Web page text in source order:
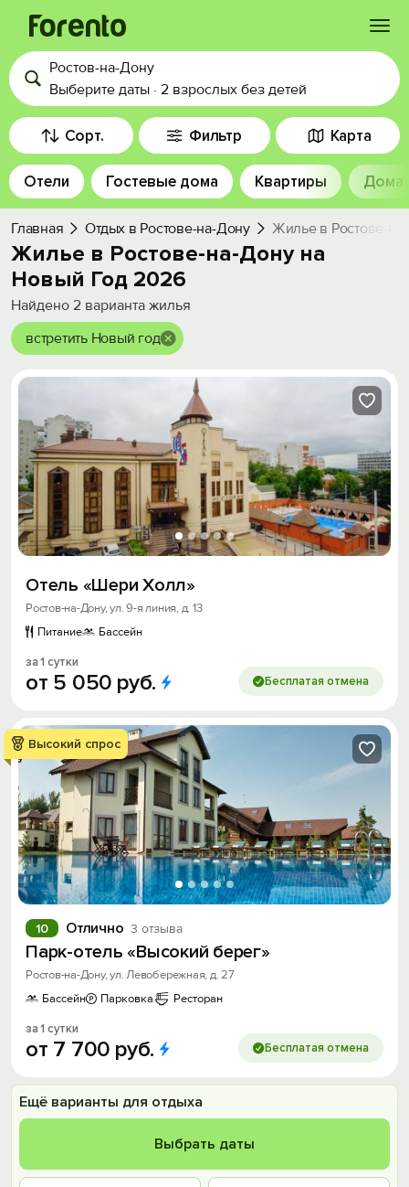
Войти
Избранное
История просмотра
Добавить свой объект
Ростов-на-Дону
Выберите даты · 2 взрослых без детей
Сорт. Фильтр Карта
Отели Гостевые дома Квартиры Дома
Главная Отдых в Ростове-на-Дону Жилье в Ростове-
Жилье в Ростове-на-Дону на
Новый Год 2026
Найдено 2 варианта жилья
встретить Новый год
Отель «Шери Холл»
Ростов-на-Дону, ул. 9-я линия, д. 13
Питание
Бассейн
за 1 сутки
от 5 050 руб. Бесплатая отмена
Высокий спрос
Отлично 3 отзыва
10
Парк-отель «Высокий берег»
Ростов-на-Дону, ул. Левобережная, д. 27
Бассейн
Парковка Ресторан
за 1 сутки
от 7 700 руб. Бесплатая отмена
Ещё варианты для отдыха
Выбрать даты